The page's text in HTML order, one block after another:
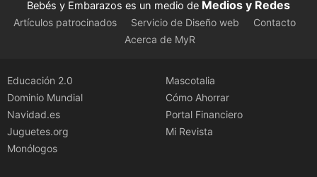
Bebés y Embarazos es un medio de Medios y Redes
Artículos patrocinados Servicio de Diseño web
Contacto
Acerca de MyR
Educación 2.0
Dominio Mundial
Navidad.es
Juguetes.org
Monólogos
Mascotalia
Cómo Ahorrar
Portal Financiero
Mi Revista